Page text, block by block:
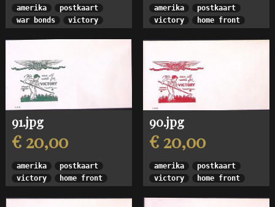
amerika
postkaart
war bonds
victory
amerika
postkaart
victory
home front
91.jpg
€ 20,00
amerika
postkaart
victory
home front
90.jpg
€ 20,00
amerika
postkaart
victory
home front